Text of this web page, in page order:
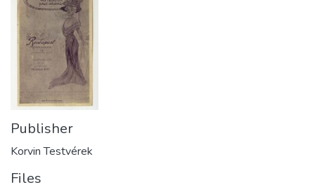
Publisher
Korvin Testvérek
Files